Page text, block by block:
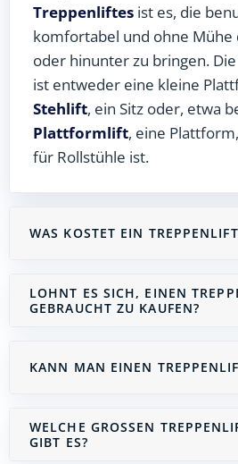
Treppenliftes ist es, die
komfortabel und ohne Mühe
oder hinunter zu bringen.
ist entweder eine kleine
Stehlift, ein Sitz oder, etwa
Plattformlift, eine
für Rollstühle ist.
WAS KOSTET EIN
LOHNT ES SICH, EINEN
GEBRAUCHT ZU KAUFEN?
KANN MAN EINEN
WELCHE GROSSEN
IBT ES?